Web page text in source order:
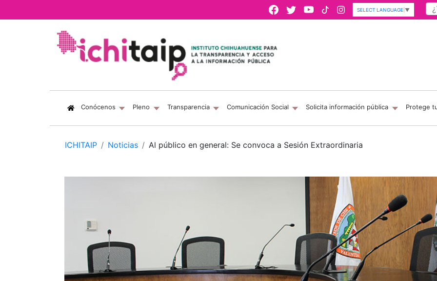
SELECT LANGUAGE ▼
Conócenos (current)
Pleno Transparencia Comunicación Social Solicita información pública Protege
ICHITAIP Noticias Al público en general: Se convoca a Sesión Extraordinaria